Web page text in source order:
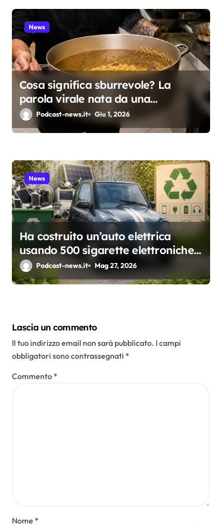
l
i
News
Cosa significa sburrevole? La
parola virale nata da una
spadellata di carbonara
Podcast-news.it Giu 1, 2026
News
Ha costruito un’auto elettrica
usando 500 sigarette elettroniche
usa e getta: il test che apre una
riflessione sul riciclo
Podcast-news.it Mag 27, 2026
Lascia un commento
Il tuo indirizzo email non sarà pubblicato. I campi
obbligatori sono contrassegnati *
Commento *
Nome *